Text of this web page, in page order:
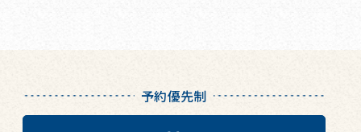
予約優先制